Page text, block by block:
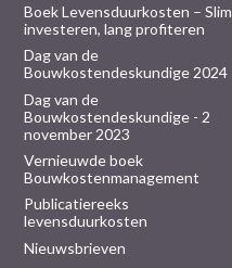
Boek Levensduurkosten – Slim
investeren, lang profiteren
Dag van de
Bouwkostendeskundige 2024
Dag van de
Bouwkostendeskundige - 2
november 2023
Vernieuwde boek
Bouwkostenmanagement
Publicatiereeks
levensduurkosten
Nieuwsbrieven